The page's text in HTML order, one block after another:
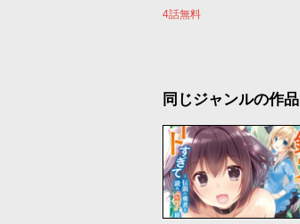
4話無料
同じジャンルの作品